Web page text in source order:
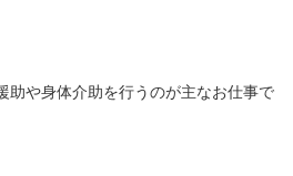
助や身体介助を行うのが主なお仕事で